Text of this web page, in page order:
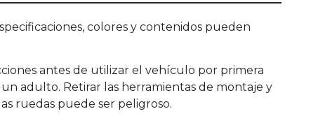
colores y contenidos pueden
antes de utilizar el vehículo por primera
adulto. Retirar las herramientas de montaje y
ruedas puede ser peligroso.